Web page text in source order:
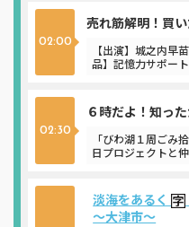
02:00
売れ筋解明！買
【出演】城之内早
品】記憶力サポー
02:30
６時だよ！知っ
「びわ湖１周ごみ
日プロジェクトと仲
淡海をあるく
～大津市～